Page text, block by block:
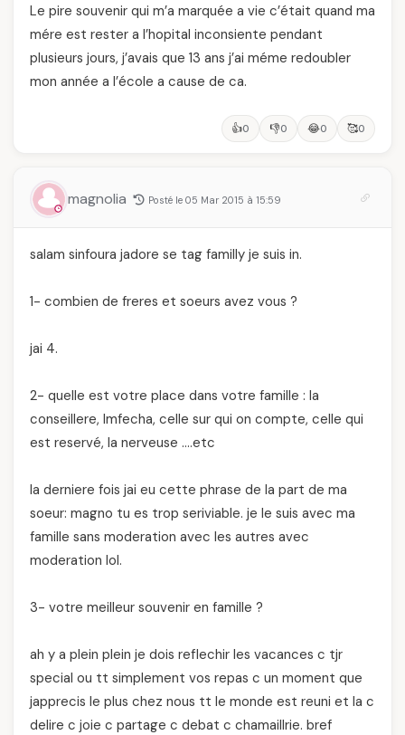
Le pire souvenir qui m’a marquée a vie c’était quand ma
mére est rester a l’hopital inconsiente pendant
plusieurs jours, j’avais que 13 ans j’ai méme redoubler
mon année a l’école a cause de ca.
👍0 👎0 😂0 🥰0
magnolia Posté le 05 Mar 2015 à 15:59
salam sinfoura jadore se tag familly je suis in.
1- combien de freres et soeurs avez vous ?
jai 4.
2- quelle est votre place dans votre famille : la
conseillere, lmfecha, celle sur qui on compte, celle qui
est reservé, la nerveuse ….etc
la derniere fois jai eu cette phrase de la part de ma
soeur: magno tu es trop seriviable. je le suis avec ma
famille sans moderation avec les autres avec
moderation lol.
3- votre meilleur souvenir en famille ?
ah y a plein plein je dois reflechir les vacances c tjr
special ou tt simplement vos repas c un moment que
japprecis le plus chez nous tt le monde est reuni et la c
delire c joie c partage c debat c chamaillrie. bref